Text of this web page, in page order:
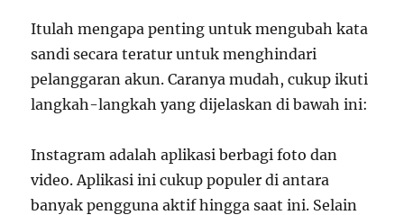
Itulah mengapa penting untuk mengubah kata
sandi secara teratur untuk menghindari
pelanggaran akun. Caranya mudah, cukup ikuti
langkah-langkah yang dijelaskan di bawah ini:
Instagram adalah aplikasi berbagi foto dan
video. Aplikasi ini cukup populer di antara
banyak pengguna aktif hingga saat ini. Selain